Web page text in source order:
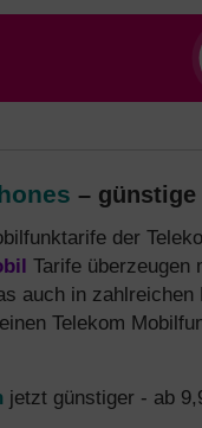
–
der
Tarife überzeugen
auch in
Telekom
jetzt günstiger - ab